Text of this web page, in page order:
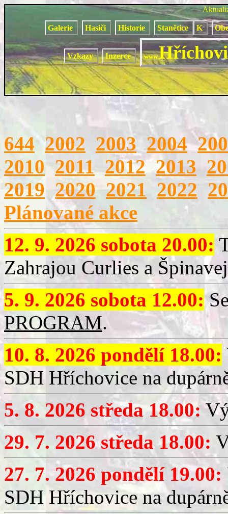
Galerie Hasiči Historie Stanětice K
Vzkazy Inzerce www.
644 2002 2003 2004
2010 2011 2012 2013
2019 2020 2021 2022
Plánované akce
12. 9. 2026 sobota 20.00:
Zahrajou Curlies a
5. 9. 2026 sobota 12.00:
PROGRAM.
10. 8. 2026 pondělí 18.00:
SDH Hříchovice na
5. 8. 2026 středa 18.00:
29. 7. 2026 středa 18.00:
27. 7. 2026 pondělí 19.00:
SDH Hříchovice na